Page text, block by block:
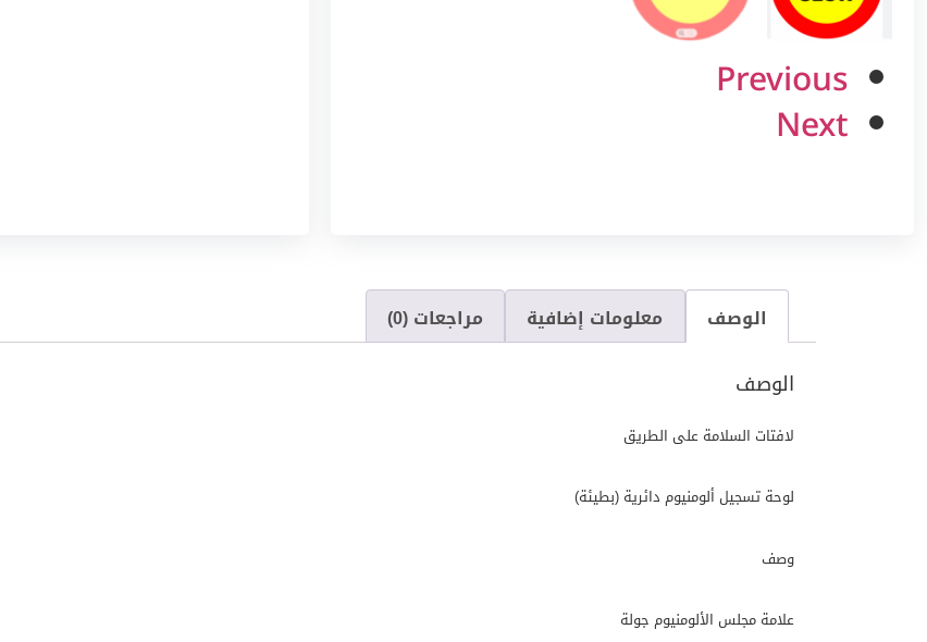
Previous
Next
الوصف معلومات إضافية مراجعات (0)
الوصف
لافتات السلامة على الطريق
لوحة تسجيل ألومنيوم دائرية (بطيئة)
وصف
علامة مجلس الألومنيوم جولة